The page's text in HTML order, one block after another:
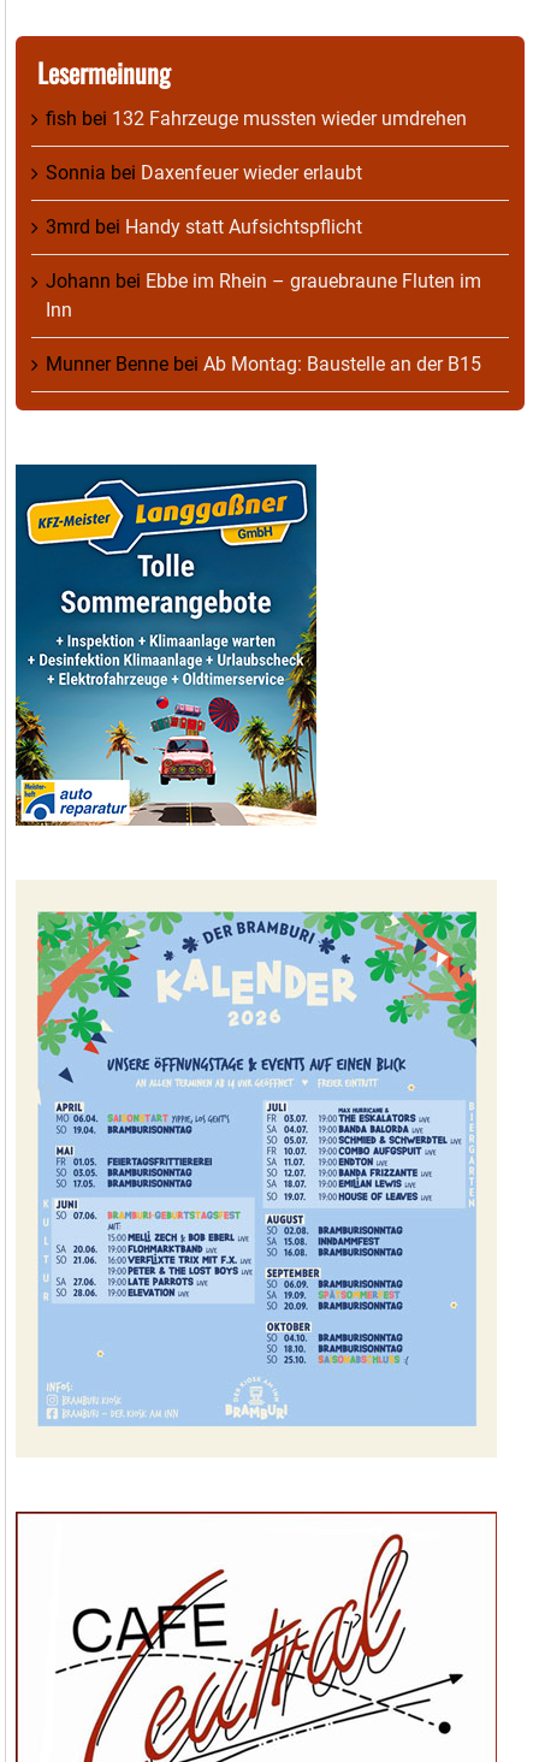
Lesermeinung
fish bei 132 Fahrzeuge mussten wieder umdrehen
Sonnia bei Daxenfeuer wieder erlaubt
3mrd bei Handy statt Aufsichtspflicht
Johann bei Ebbe im Rhein – grauebraune Fluten im
Inn
Munner Benne bei Ab Montag: Baustelle an der B15